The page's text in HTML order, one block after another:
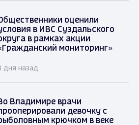
оценили
в ИВС Суздальского
в рамках акции
мониторинг»
дня назад
Владимире врачи
девочку с
крючком в веке